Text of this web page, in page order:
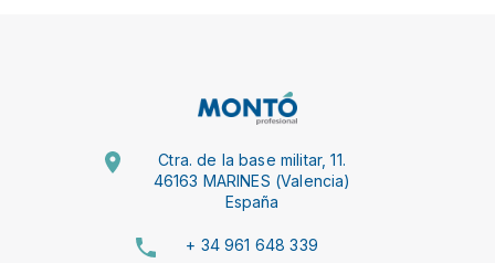
Ctra. de la base militar, 11.
46163 MARINES (Valencia)
España
+ 34 961 648 339